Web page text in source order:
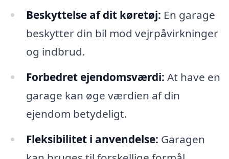
Beskyttelse af dit køretøj: En garage
beskytter din bil mod vejrpåvirkninger
og indbrud.
Forbedret ejendomsværdi: At have en
garage kan øge værdien af din
ejendom betydeligt.
Fleksibilitet i anvendelse: Garagen